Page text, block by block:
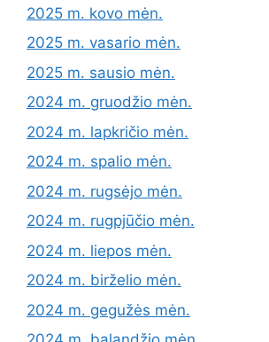
2025 m. kovo mėn.
2025 m. vasario mėn.
2025 m. sausio mėn.
2024 m. gruodžio mėn.
2024 m. lapkričio mėn.
2024 m. spalio mėn.
2024 m. rugsėjo mėn.
2024 m. rugpjūčio mėn.
2024 m. liepos mėn.
2024 m. birželio mėn.
2024 m. gegužės mėn.